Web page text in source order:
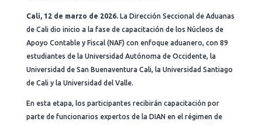
Cali, 12 de marzo de 2026. La Dirección Seccional de Aduanas
de Cali dio inicio a la fase de capacitación de los Núcleos de
Apoyo Contable y Fiscal (NAF) con enfoque aduanero, con 89
estudiantes de la Universidad Autónoma de Occidente, la
Universidad de San Buenaventura Cali, la Universidad Santiago
de Cali y la Universidad del Valle.
En esta etapa, los participantes recibirán capacitación por
parte de funcionarios expertos de la DIAN en el régimen de